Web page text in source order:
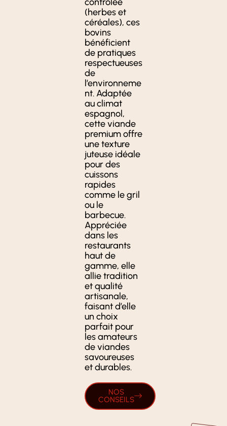
(herbes et
céréales), ces
bovins
bénéficient
de pratiques
respectueuses
de
l’environneme
nt. Adaptée
au climat
espagnol,
cette viande
premium offre
une texture
juteuse idéale
pour des
cuissons
rapides
comme le gril
ou le
barbecue.
Appréciée
dans les
restaurants
haut de
gamme, elle
allie tradition
et qualité
artisanale,
faisant d’elle
un choix
parfait pour
les amateurs
de viandes
savoureuses
et durables.
NOS
CONSEILS